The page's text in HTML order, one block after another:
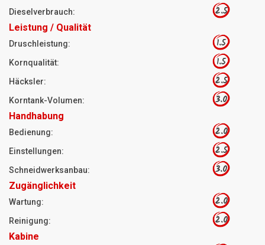
Dieselverbrauch: 2.5
Leistung / Qualität
Druschleistung: 1.5
Kornqualität: 1.5
Häcksler: 2.5
Korntank-Volumen: 3.0
Handhabung
Bedienung: 2.0
Einstellungen: 2.5
Schneidwerksanbau: 3.0
Zugänglichkeit
Wartung: 2.0
Reinigung: 2.0
Kabine